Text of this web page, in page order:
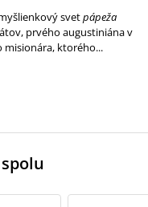
svetpápeža
prvého augustiniána v
ktorého...